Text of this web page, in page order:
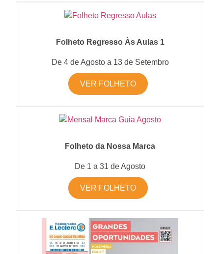
Folheto Regresso Às Aulas 1
De 4 de Agosto a 13 de Setembro
VER FOLHETO
Folheto da Nossa Marca
De 1 a 31 de Agosto
VER FOLHETO